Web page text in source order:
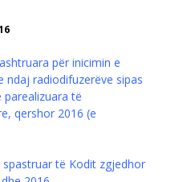
për inicimin e
ndaj radiodifuzerëve sipas
të
qershor 2016 (e
të Kodit zgjedhor